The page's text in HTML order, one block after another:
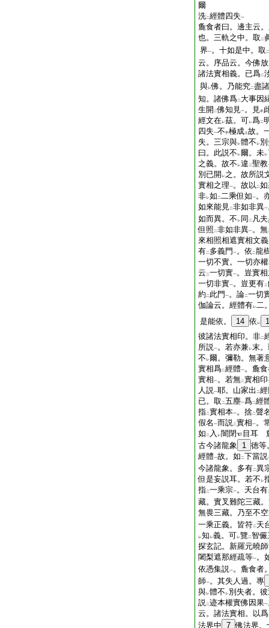
爾
洗二經體四失一
麁食者曰。邊主云
也。三軌之中。取 二
界一。十如是中。取 二
云。序品云。今佛放
諸法實相義。已爲二
與レ佛。乃能究二盡
知。諸佛爲二 大事因
生開 二佛知見一。見中
經文在レ茲。可レ爲二
四失一不中極成 上故。
失。三宗與レ體不 レ
曰。此説不 レ爾。未レ
之義。故不 レ違 二聖教
別已開 レ之。故所説
實相之理一。故以 二
非レ如 二二乘但如一。
如來能見二非如非異一
如而異。不 レ 同 二 凡
但照 二非如非異一。無
來相照相遮實相文義
有二 多義門 一。依 二龍
一切不實。一切亦
云 二一切實一。豈實
一切非實一。豈更有二
約 二 此門 一。論二一切
伽論云。經體有レ二
是能依。
14 依 レ
彼諸法實相印。非二
所説一。若亦兼レ末
不 レ爾。彌勒。無著
實相爲二經體一。麁
實相一。若無二實相印
人説一耶。山家出 二
已。取 二五塵一爲二經
指二實相本一。捨二聲
假名 一而説二實相一。
如 二 入 レ闇閉
目耳
古今諸龍象
1 徳等
經體一故。如 二下當説
今諸龍象。多有二異
但是妄説耳。若不 レ
指二一乘宗一。天台有
藏。實叉難陀三藏
無畏三藏。乃至不
一乘正義。皆符二 天
レ知 レ義。可レ覽二智儼
探玄記。新羅元曉
闍梨遮那經疏等一。
依憑集説一。麁食者
師一。其失人過。專
與レ體不 レ別失者。
説二迹本權實佛因果一
云。諸法實相。以爲
法界中 7 佛法界。